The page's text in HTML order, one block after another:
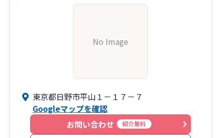
No Image
東京都日野市平山１－１７－７
Googleマップを確認
お問い合わせ
紹介無料